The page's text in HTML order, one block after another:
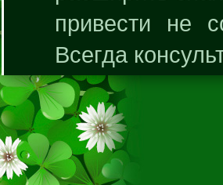
привести не
Всегда